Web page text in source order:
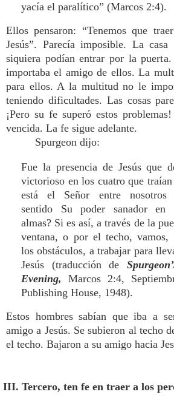
yacía el paralítico” (Marcos 2:4).
Ellos pensaron: “Tenemos que
Jesús”. Parecía imposible. La
siquiera podían entrar por la
importaba el amigo de ellos. La
para ellos. A la multitud no le
teniendo dificultades. Las cosas
¡Pero su fe superó estos
vencida. La fe sigue adelante.
Spurgeon dijo:
Fue la presencia de Jesús que
victorioso en los cuatro que
está el Señor entre nosotros
sentido Su poder sanador en
almas? Si es así, a través de la
ventana, o por el techo, vamos,
los obstáculos, a trabajar para
Jesús (traducción de
Evening, Marcos 2:4,
Publishing House, 1948).
Estos hombres sabían que iba a
amigo a Jesús. Se subieron al techo
el techo. Bajaron a su amigo hacia
III. Tercero, ten fe en traer a los